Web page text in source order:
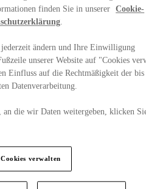
finden Sie in unserer
Cookie-
.
ändern und Ihre Einwilligung
unserer Website auf "Cookies
Einfluss auf die Rechtmäßigkeit der bis
Datenverarbeitung.
die wir Daten weitergeben, klicken
Cookies verwalten